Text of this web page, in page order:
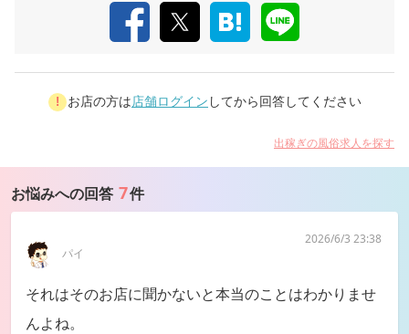
お店の方は店舗ログイン してから回答してください
出稼ぎの風俗求人を探す
お悩みへの回答 7件
パイ
2026/6/3 23:38
それはそのお店に聞かないと本当のことはわかりませ
んよね。